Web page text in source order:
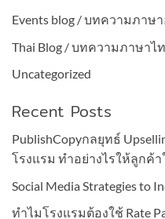
Events blog / บทความภาษ
Thai Blog / บทความภาษาไ
Uncategorized
Recent Posts
PublishCopyกลยุทธ์
โรงแรม ทำอย่างไรให้ลูกค้า
Social Media Strategies to
ทำไมโรงแรมต้องใช้ Rate